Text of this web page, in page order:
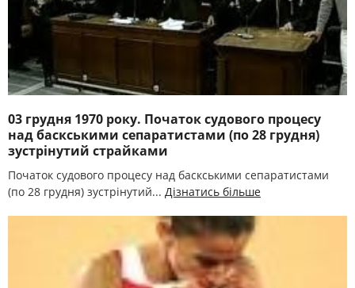
03 грудня 1970 року. Початок судового процесу
над баскськими сепаратистами (по 28 грудня)
зустрінутий страйками
Початок судового процесу над баскськими сепаратистами
(по 28 грудня) зустрінутий... Дізнатись більше